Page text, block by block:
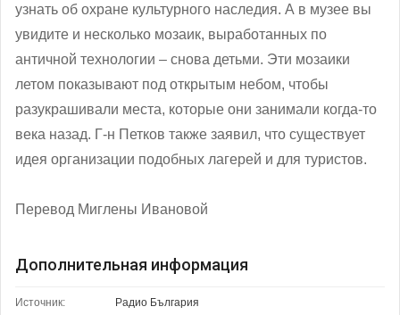
узнать об охране культурного наследия. А в музее вы
увидите и несколько мозаик, выработанных по
античной технологии – снова детьми. Эти мозаики
летом показывают под открытым небом, чтобы
разукрашивали места, которые они занимали когда-то
века назад. Г-н Петков также заявил, что существует
идея организации подобных лагерей и для туристов.
Перевод Миглены Ивановой
Дополнительная информация
Источник: Радио България